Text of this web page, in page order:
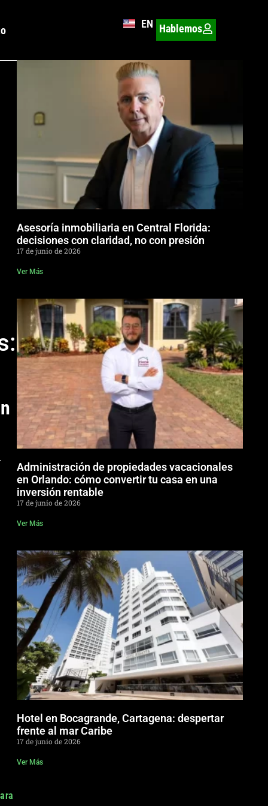
EN Hablemos
Asesoría inmobiliaria en Central Florida:
decisiones con claridad, no con presión
17 de junio de 2026
Ver Más
Administración de propiedades vacacionales
en Orlando: cómo convertir tu casa en una
inversión rentable
17 de junio de 2026
Ver Más
Hotel en Bocagrande, Cartagena: despertar
frente al mar Caribe
17 de junio de 2026
Ver Más